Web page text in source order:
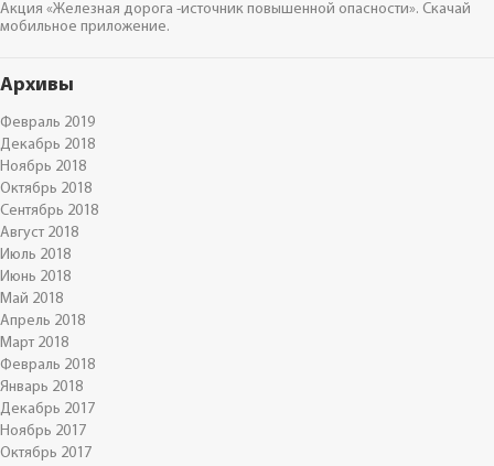
Акция «Железная дорога -источник повышенной опасности». Скачай
мобильное приложение.
Архивы
Февраль 2019
Декабрь 2018
Ноябрь 2018
Октябрь 2018
Сентябрь 2018
Август 2018
Июль 2018
Июнь 2018
Май 2018
Апрель 2018
Март 2018
Февраль 2018
Январь 2018
Декабрь 2017
Ноябрь 2017
Октябрь 2017